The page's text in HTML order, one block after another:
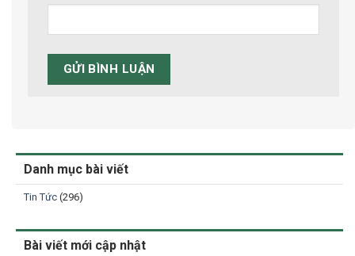
Danh mục bài viết
Tin Tức (296)
Bài viết mới cập nhật